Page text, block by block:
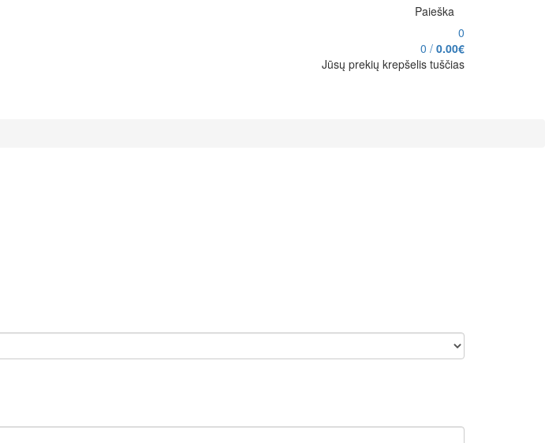
Paieška
0
0 / 0.00€
Jūsų prekių krepšelis tuščias